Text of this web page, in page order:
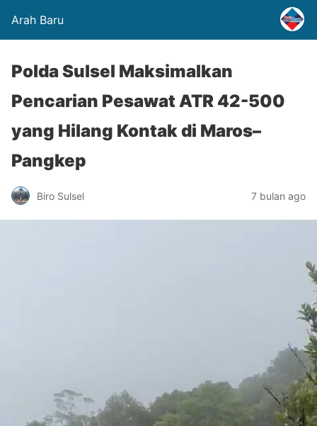
Arah Baru
Polda Sulsel Maksimalkan
Pencarian Pesawat ATR 42-500
yang Hilang Kontak di Maros–
Pangkep
Biro Sulsel 7 bulan ago